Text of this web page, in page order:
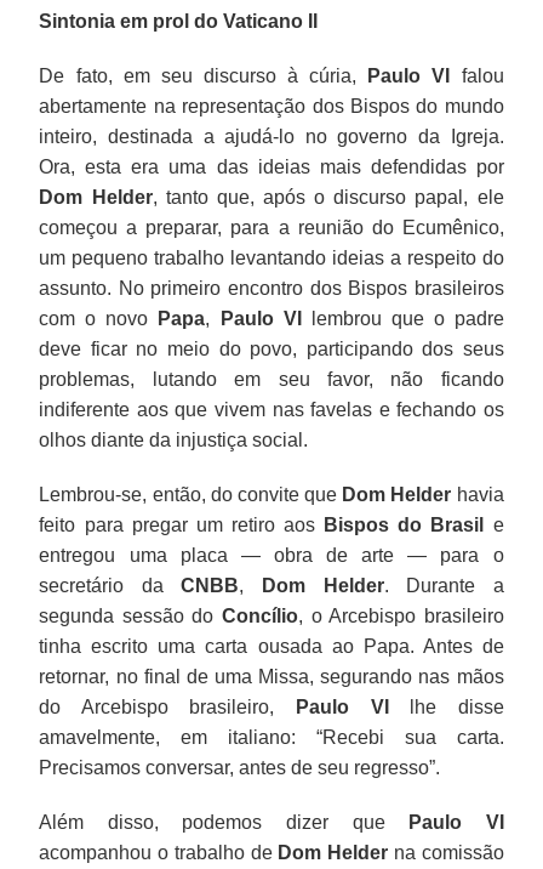
Sintonia em prol do Vaticano II
De fato, em seu discurso à cúria, Paulo VI
falou
abertamente na representação dos Bispos do mundo
inteiro, destinada a ajudá-lo no governo da Igreja.
Ora, esta era uma das ideias mais defendidas por
Dom Helder, tanto que, após o discurso papal, ele
começou a preparar, para a reunião do Ecumênico,
um pequeno trabalho levantando ideias a respeito do
assunto. No primeiro encontro dos Bispos brasileiros
com o novo
Papa, Paulo VI
lembrou que o padre
deve ficar no meio do povo, participando dos seus
problemas, lutando em seu favor, não ficando
indiferente aos que vivem nas favelas e fechando os
olhos diante da injustiça social.
Lembrou-se, então, do convite que Dom Helder havia
feito para pregar um retiro aos Bispos do Brasil
e
entregou uma placa — obra de arte — para o
secretário daCNBB, Dom Helder. Durante a
segunda sessão do Concílio, o Arcebispo brasileiro
tinha escrito uma carta ousada ao Papa. Antes de
retornar, no final de uma Missa, segurando nas mãos
do Arcebispo brasileiro,
Paulo VI
lhe disse
amavelmente, em italiano: “Recebi sua carta.
Precisamos conversar, antes de seu regresso”.
Além disso, podemos dizer que
Paulo VI
acompanhou o trabalho de Dom Helder na comissão